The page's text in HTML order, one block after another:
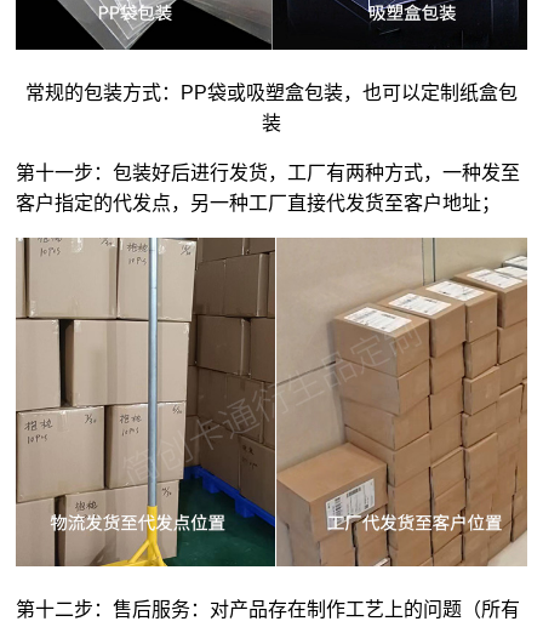
常规的包装方式：PP袋或吸塑盒包装，也可以定制纸盒包
装
第十一步：包装好后进行发货，工厂有两种方式，一种发至
客户指定的代发点，另一种工厂直接代发货至客户地址；
第十二步：售后服务：对产品存在制作工艺上的问题（所有